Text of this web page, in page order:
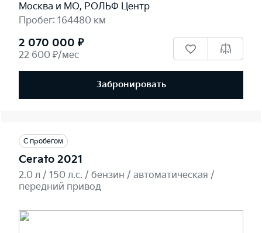
Москва и МО, РОЛЬФ Центр
Пробег: 164480 км
2 070 000 ₽
22 600 ₽/мес
Забронировать
С пробегом
Cerato 2021
2.0 л / 150 л.c. / бензин / автоматическая /
передний привод